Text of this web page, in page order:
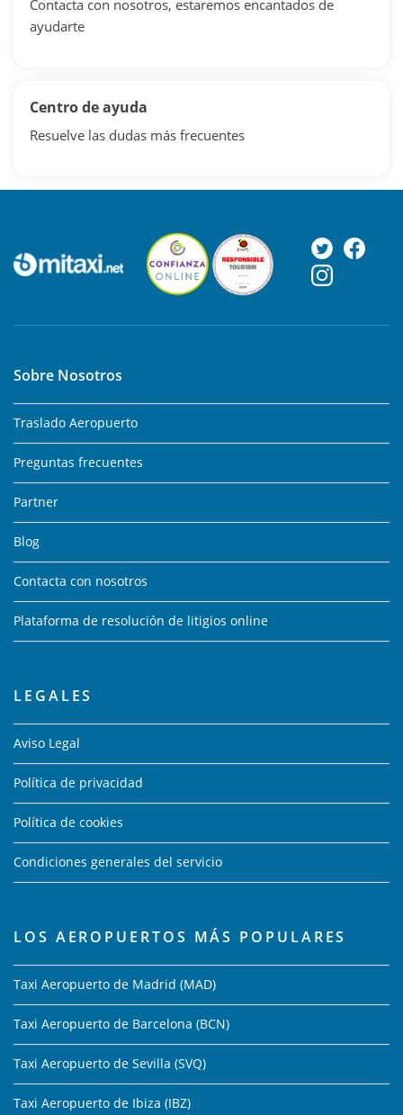
Contacta con nosotros, estaremos encantados de
ayudarte
Centro de ayuda
Resuelve las dudas más frecuentes
Sobre Nosotros
Traslado Aeropuerto
Preguntas frecuentes
Partner
Blog
Contacta con nosotros
Plataforma de resolución de litigios online
LEGALES
Aviso Legal
Política de privacidad
Política de cookies
Condiciones generales del servicio
LOS AEROPUERTOS MÁS POPULARES
Taxi Aeropuerto de Madrid (MAD)
Taxi Aeropuerto de Barcelona (BCN)
Taxi Aeropuerto de Sevilla (SVQ)
Taxi Aeropuerto de Ibiza (IBZ)